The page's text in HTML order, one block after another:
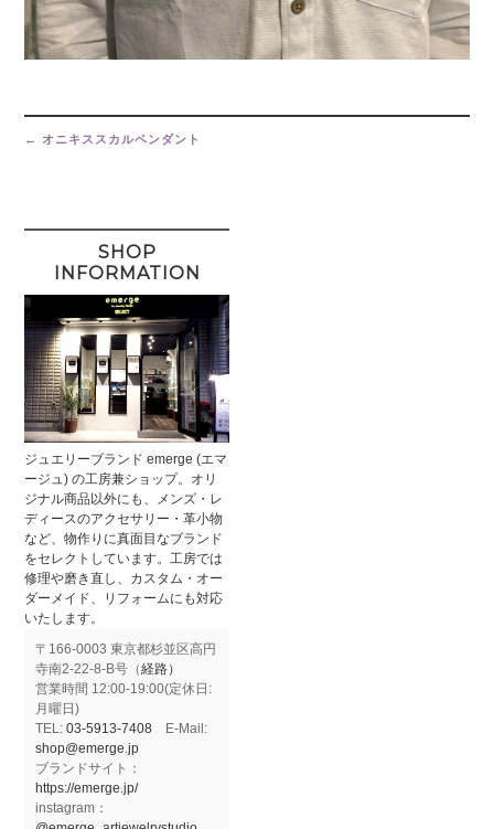
Post
navigation
← オニキススカルペンダント
SHOP
INFORMATION
ジュエリーブランド emerge (エマ
ージュ) の工房兼ショップ。オリ
ジナル商品以外にも、メンズ・レ
ディースのアクセサリー・革小物
など、物作りに真面目なブランド
をセレクトしています。工房では
修理や磨き直し、カスタム・オー
ダーメイド、リフォームにも対応
いたします。
〒166-0003 東京都杉並区高円
寺南2-22-8-B号（経路）
営業時間 12:00-19:00(定休日:
月曜日)
TEL:03-5913-7408 E-Mail:
shop@emerge.jp
ブランドサイト：
https://emerge.jp/
instagram：